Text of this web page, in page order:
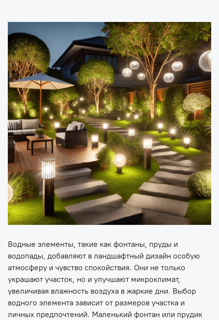
Водные элементы, такие как фонтаны, пруды и
водопады, добавляют в ландшафтный дизайн особую
атмосферу и чувство спокойствия. Они не только
украшают участок, но и улучшают микроклимат,
увеличивая влажность воздуха в жаркие дни. Выбор
водного элемента зависит от размеров участка и
личных предпочтений. Маленький фонтан или прудик